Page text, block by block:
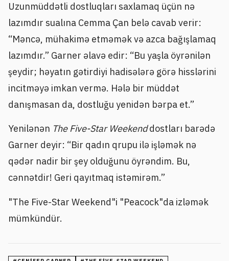
Uzunmüddətli dostluqları saxlamaq üçün nə
lazımdır sualına Cemma Çan belə cavab verir:
“Məncə, mühakimə etməmək və azca bağışlamaq
lazımdır.” Garner əlavə edir: “Bu yaşla öyrənilən
şeydir; həyatın gətirdiyi hadisələrə görə hisslərini
incitməyə imkan vermə. Hələ bir müddət
danışmasan da, dostluğu yenidən bərpa et.”
Yenilənən The Five-Star Weekenddostları barədə
Garner deyir: “Bir qadın qrupu ilə işləmək nə
qədər nadir bir şey olduğunu öyrəndim. Bu,
cənnətdir! Geri qayıtmaq istəmirəm.”
"The Five-Star Weekend"i "Peacock"da izləmək
mümkündür.